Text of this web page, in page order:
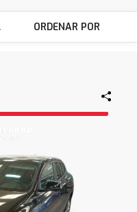
ORDENAR POR